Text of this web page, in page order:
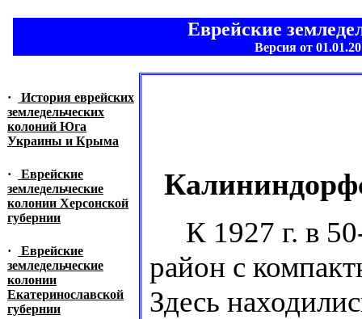
Еврейские
Версия от
·
История еврейских
земледельческих
колоний Юга
Украины и Крыма
·
Еврейские
земледельческие
колонии Херсонской
губернии
·
Еврейские
земледельческие
колонии
Екатеринославской
губернии
К 1927 г. в 50-
район с
Здесь